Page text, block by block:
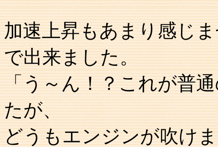
加速上昇もあまり感じ
で出来ました。
「う～ん！？これが普
たが、
どうもエンジンが吹け